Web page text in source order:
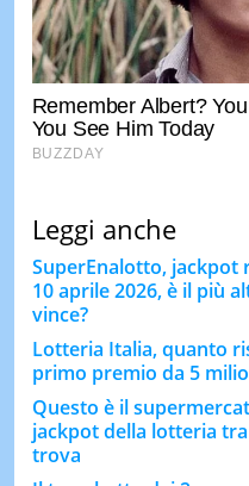
Leggi anche
SuperEnalotto, jackpot
10 aprile 2026, è il più
vince?
Lotteria Italia, quanto
primo premio da 5
Questo è il
jackpot della lotteria
trova